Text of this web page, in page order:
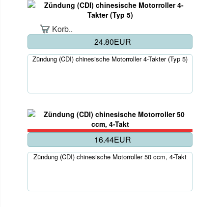
Korb..
24.80EUR
Zündung (CDI) chinesische Motorroller 4-Takter (Typ 5)
16.44EUR
Zündung (CDI) chinesische Motorroller 50 ccm, 4-Takt